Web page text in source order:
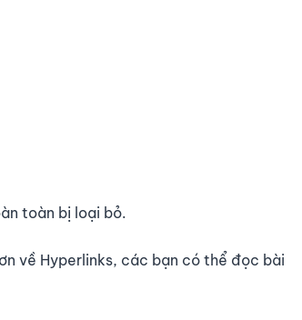
toàn bị loại bỏ.
về Hyperlinks, các bạn có thể đọc bài